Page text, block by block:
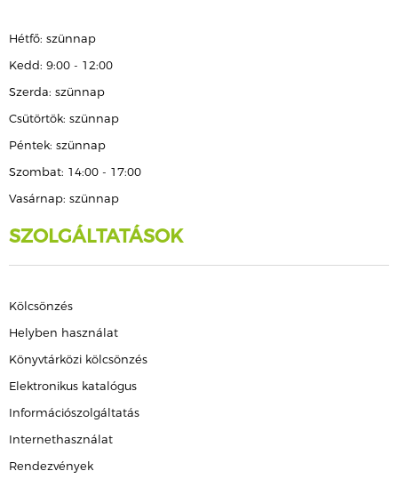
Hétfő: szünnap
Kedd: 9:00 - 12:00
Szerda: szünnap
Csütörtök: szünnap
Péntek: szünnap
Szombat: 14:00 - 17:00
Vasárnap: szünnap
SZOLGÁLTATÁSOK
Kölcsönzés
Helyben használat
Könyvtárközi kölcsönzés
Elektronikus katalógus
Információszolgáltatás
Internethasználat
Rendezvények